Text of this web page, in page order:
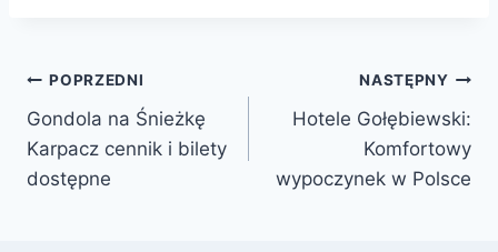
Nawigacja
wpisu
POPRZEDNI
Gondola na Śnieżkę
Karpacz cennik i bilety
dostępne
NASTĘPNY
Hotele Gołębiewski:
Komfortowy
wypoczynek w Polsce